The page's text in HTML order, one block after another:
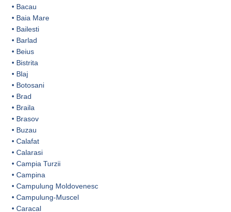
• Bacau
• Baia Mare
• Bailesti
• Barlad
• Beius
• Bistrita
• Blaj
• Botosani
• Brad
• Braila
• Brasov
• Buzau
• Calafat
• Calarasi
• Campia Turzii
• Campina
• Campulung Moldovenesc
• Campulung-Muscel
• Caracal